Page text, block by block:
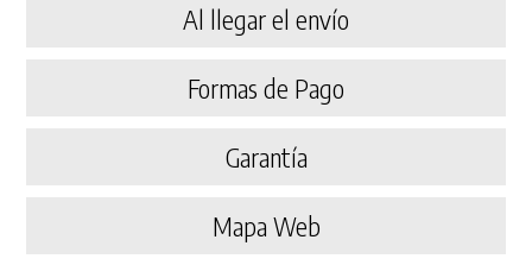
Al llegar el envío
Formas de Pago
Garantía
Mapa Web